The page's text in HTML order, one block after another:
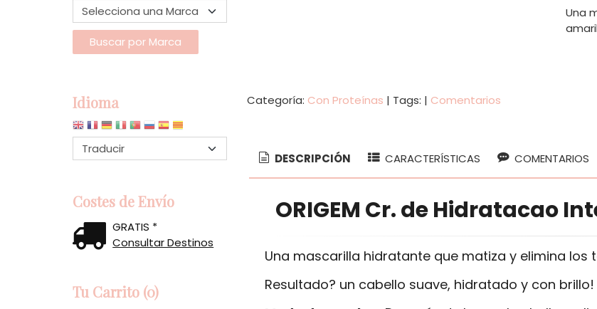
Idioma
Costes de Envío
GRATIS *
Consultar Destinos
Tu Carrito (0)
Una
Categoría: Con Proteínas | Tags: | Comentarios
DESCRIPCIÓN CARACTERÍSTICAS COMENTARIOS
ORIGEM Cr. de Hidratacao
Una mascarilla hidratante que matiza y elimina los
Resultado? un cabello suave, hidratado y con brillo!